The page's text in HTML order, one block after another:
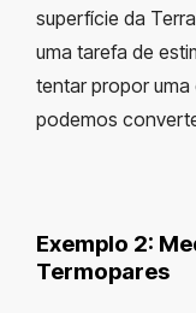
superfície da
uma tarefa de
tentar propor uma
podemos
Exemplo 2:
Termopares